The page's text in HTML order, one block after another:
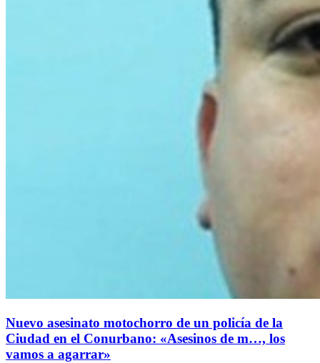
Nuevo asesinato motochorro de un policía de la
Ciudad en el Conurbano: «Asesinos de m…, los
vamos a agarrar»